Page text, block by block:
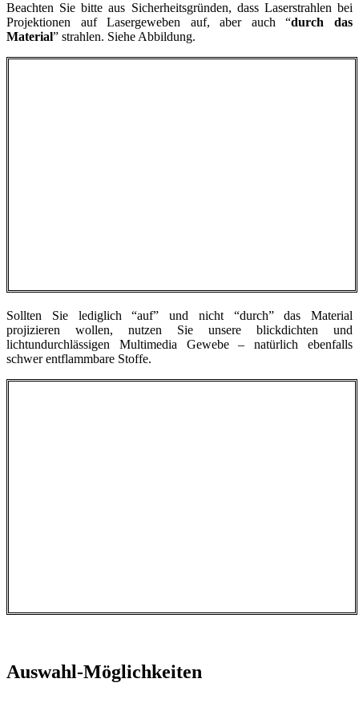
Beachten Sie bitte aus Sicherheitsgründen, dass Laserstrahlen bei
Projektionen auf Lasergeweben auf, aber auch “durch das
Material” strahlen. Siehe Abbildung.
Sollten Sie lediglich “auf” und nicht “durch” das Material
projizieren wollen, nutzen Sie unsere blickdichten und
lichtundurchlässigen Multimedia Gewebe – natürlich ebenfalls
schwer entflammbare Stoffe.
Auswahl-Möglichkeiten